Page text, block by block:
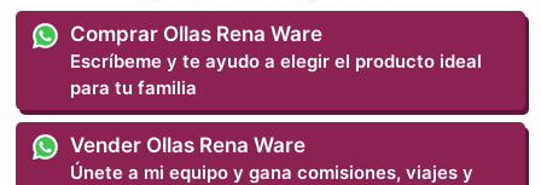
Comprar Ollas Rena Ware
Escríbeme y te ayudo a elegir el producto ideal
para tu familia
Vender Ollas Rena Ware
Únete a mi equipo y gana comisiones, viajes y